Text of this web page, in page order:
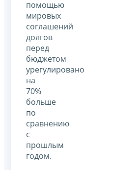
помощью
мировых
соглашений
долгов
перед
бюджетом
урегулировано
на
70%
больше
по
сравнению
с
прошлым
годом.